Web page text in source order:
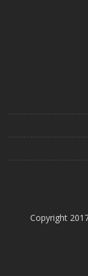
Copyright